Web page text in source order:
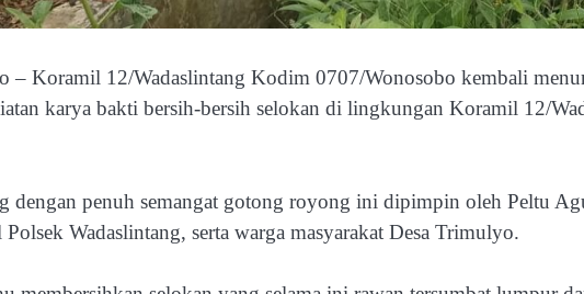
– Koramil 12/Wadaslintang Kodim 0707/Wonosobo kembali
karya bakti bersih-bersih selokan di lingkungan Koramil 12/
dengan penuh semangat gotong royong ini dipimpin oleh Peltu
Wadaslintang, serta warga masyarakat Desa Trimulyo.